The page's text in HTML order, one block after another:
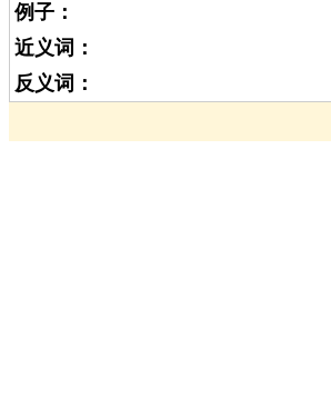
例子：
近义词：
反义词：